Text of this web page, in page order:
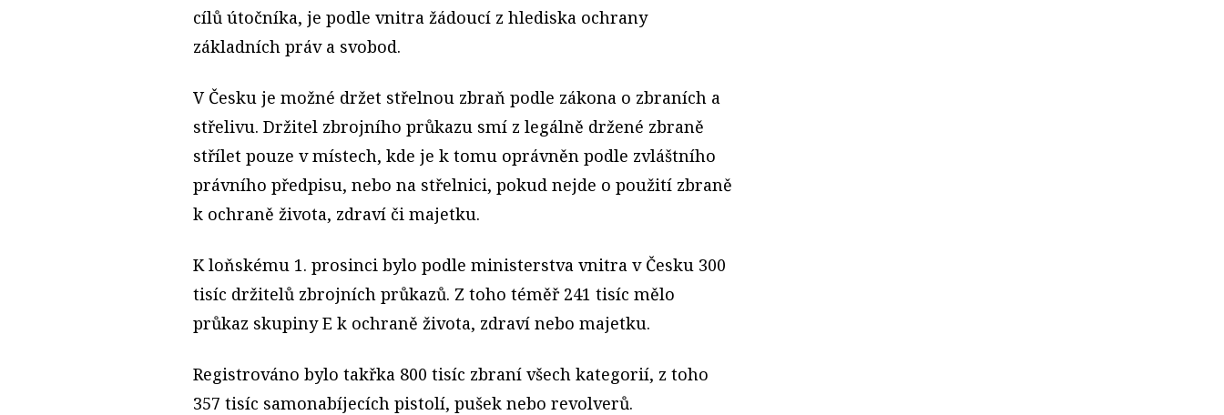
cílů útočníka, je podle vnitra žádoucí z hlediska ochrany
základních práv a svobod.
V Česku je možné držet střelnou zbraň podle zákona o zbraních a
střelivu. Držitel zbrojního průkazu smí z legálně držené zbraně
střílet pouze v místech, kde je k tomu oprávněn podle zvláštního
právního předpisu, nebo na střelnici, pokud nejde o použití zbraně
k ochraně života, zdraví či majetku.
K loňskému 1. prosinci bylo podle ministerstva vnitra v Česku 300
tisíc držitelů zbrojních průkazů. Z toho téměř 241 tisíc mělo
průkaz skupiny E k ochraně života, zdraví nebo majetku.
Registrováno bylo takřka 800 tisíc zbraní všech kategorií, z toho
357 tisíc samonabíjecích pistolí, pušek nebo revolverů.